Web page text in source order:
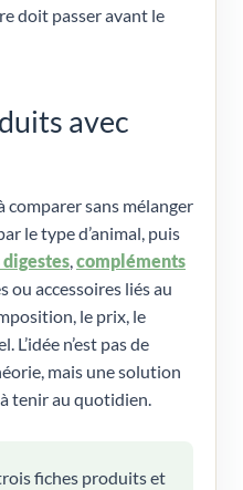
doit passer avant le
avec
comparer sans mélanger
le type d’animal, puis
,compléments
ou accessoires liés au
le prix, le
L’idée n’est pas de
mais une solution
tenir au quotidien.
fiches produits et